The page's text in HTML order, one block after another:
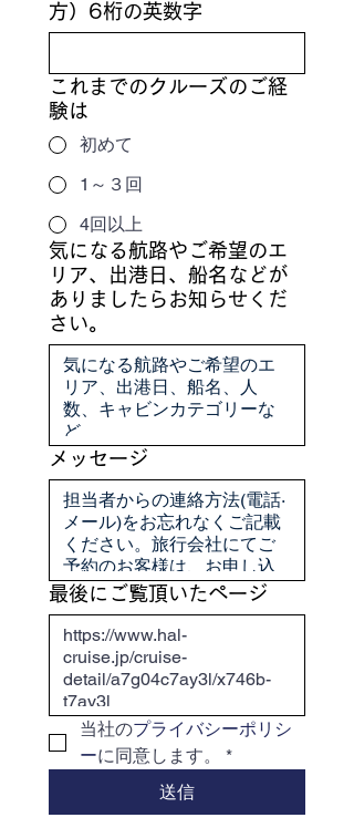
方）6桁の英数字
これまでのクルーズのご経
験は
初めて
1～３回
4回以上
気になる航路やご希望のエ
リア、出港日、船名などが
ありましたらお知らせくだ
さい。
メッセージ
最後にご覧頂いたページ
当社のプライバシーポリシ
ーに同意します。
*
送信